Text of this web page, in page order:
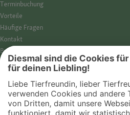
Termin­buchung
Vorteile
Häufige Fragen
Kontakt
Barrierefreiheit
Impressum
Datenschutz­hinweise
Cookies
AGB